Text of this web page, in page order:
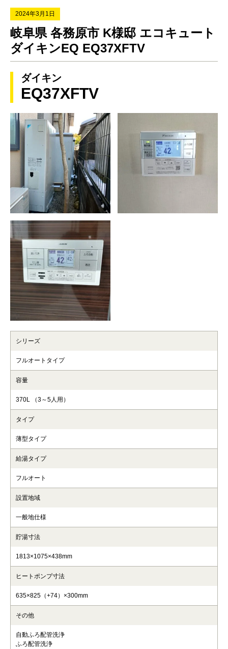
2024年3月1日
岐阜県 各務原市 K様邸 エコキュート
ダイキンEQ EQ37XFTV
ダイキン
EQ37XFTV
シリーズ
フルオートタイプ
容量
370L （3～5人用）
タイプ
薄型タイプ
給湯タイプ
フルオート
設置地域
一般地仕様
貯湯寸法
1813×1075×438mm
ヒートポンプ寸法
635×825（+74）×300mm
その他
自動ふろ配管洗浄
ふろ配管洗浄